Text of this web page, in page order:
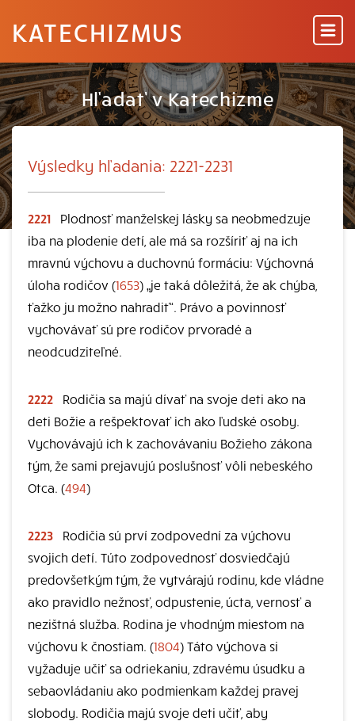
KATECHIZMUS
Hľadať v Katechizme
Výsledky hľadania: 2221-2231
2221
Plodnosť manželskej lásky sa neobmedzuje
iba na plodenie detí, ale má sa rozšíriť aj na ich
mravnú výchovu a duchovnú formáciu: Výchovná
úloha rodičov (1653) „je taká dôležitá, že ak chýba,
ťažko ju možno nahradiť“. Právo a povinnosť
vychovávať sú pre rodičov prvoradé a
neodcudziteľné.
2222
Rodičia sa majú dívať na svoje deti ako na
deti Božie a rešpektovať ich ako ľudské osoby.
Vychovávajú ich k zachovávaniu Božieho zákona
tým, že sami prejavujú poslušnosť vôli nebeského
Otca. (494)
2223
Rodičia sú prví zodpovední za výchovu
svojich detí. Túto zodpovednosť dosviedčajú
predovšetkým tým, že vytvárajú rodinu, kde vládne
ako pravidlo nežnosť, odpustenie, úcta, vernosť a
nezištná služba. Rodina je vhodným miestom na
výchovu k čnostiam. (1804) Táto výchova si
vyžaduje učiť sa odriekaniu, zdravému úsudku a
sebaovládaniu ako podmienkam každej pravej
slobody. Rodičia majú svoje deti učiť, aby